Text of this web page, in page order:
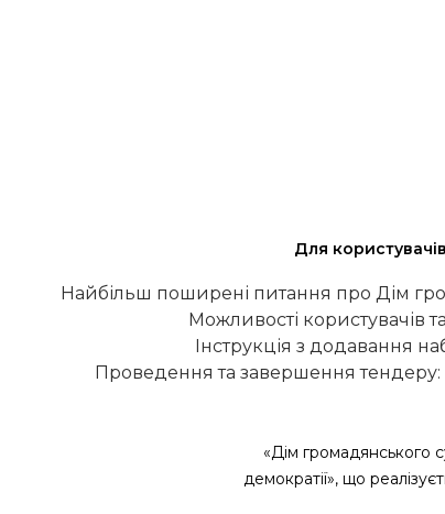
Для користувачів
Найбільш поширені питання про Дім
Можливості користувачів
Інструкція з додавання
Проведення та завершення тендеру:
«Дім громадянського
демократії», що